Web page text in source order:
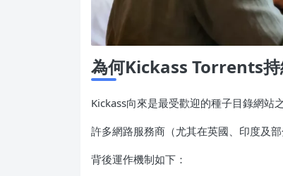
為何Kickass Torrents持
Kickass向來是最受歡迎的種子目錄網站
許多網路服務商（尤其在英國、印度及
背後運作機制如下：